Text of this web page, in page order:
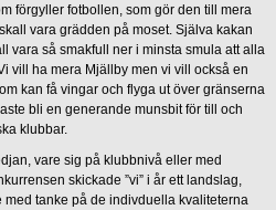
förgyller fotbollen, som gör den till mera
vara grädden på moset. Själva kakan
vara så smakfull ner i minsta smula att alla
vill ha mera Mjällby men vi vill också en
kan få vingar och flyga ut över gränserna
bli en generande munsbit för till och
klubbar.
vare sig på klubbnivå eller med
skickade ”vi” i år ett landslag,
tanke på de indivduella kvaliteterna